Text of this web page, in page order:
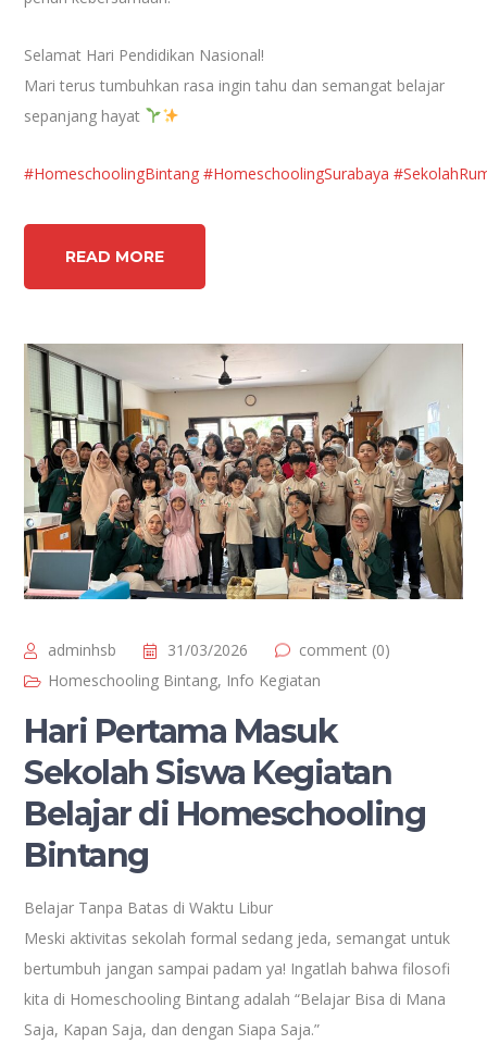
Selamat Hari Pendidikan Nasional!
Mari terus tumbuhkan rasa ingin tahu dan semangat belajar
sepanjang hayat
#HomeschoolingBintang #HomeschoolingSurabaya
READ MORE
adminhsb 31/03/2026
comment (0)
Homeschooling Bintang, Info Kegiatan
Hari Pertama Masuk
Sekolah Siswa Kegiatan
Belajar di Homeschooling
Bintang
Belajar Tanpa Batas di Waktu Libur
Meski aktivitas sekolah formal sedang jeda, semangat untuk
bertumbuh jangan sampai padam ya! Ingatlah bahwa filosofi
kita di Homeschooling Bintang adalah “Belajar Bisa di Mana
Saja, Kapan Saja, dan dengan Siapa Saja.”